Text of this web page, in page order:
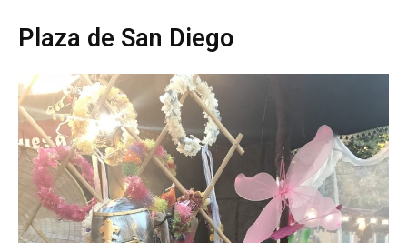
Plaza de San Diego